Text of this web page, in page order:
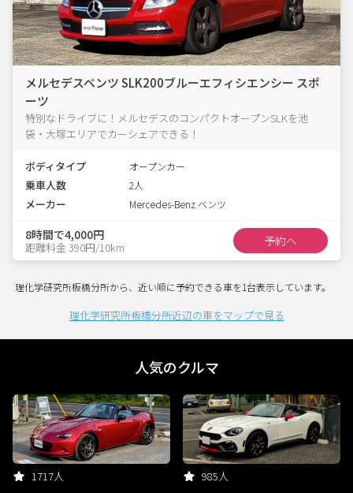
メルセデスベンツ SLK200ブルーエフィシエンシー スポ
ーツ
特別なドライブに！メルセデスのコンパクトオープンSLKを池
袋・大塚エリアでカーシェアできる！
ボディタイプ オープンカー
乗車人数 2人
メーカー Mercedes-Benz ベンツ
8時間で4,000円
距離料金 390円/10km 予約へ
理化学研究所板橋分所から、近い順に予約できる車を1台表示しています。
理化学研究所板橋分所近辺の車をマップで見る
人気のクルマ
1717人 985人